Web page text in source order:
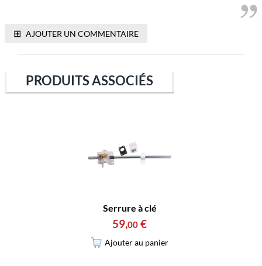
⊞ AJOUTER UN COMMENTAIRE
PRODUITS ASSOCIÉS
Serrure à clé
59,00 €
Ajouter au panier